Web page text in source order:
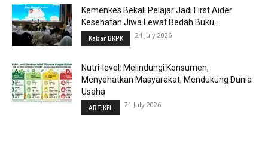
Kemenkes Bekali Pelajar Jadi First Aider
Kesehatan Jiwa Lewat Bedah Buku...
Kabar BKPK 24 July 2026
Nutri-level: Melindungi Konsumen,
Menyehatkan Masyarakat, Mendukung Dunia
Usaha
ARTIKEL 21 July 2026